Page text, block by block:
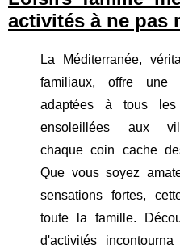
activités à ne pas
La Méditerranée,
familiaux, offre une
adaptées à tous
ensoleillées aux
chaque coin cache
Que vous soyez
sensations fortes,
toute la famille.
d'activités incontourna